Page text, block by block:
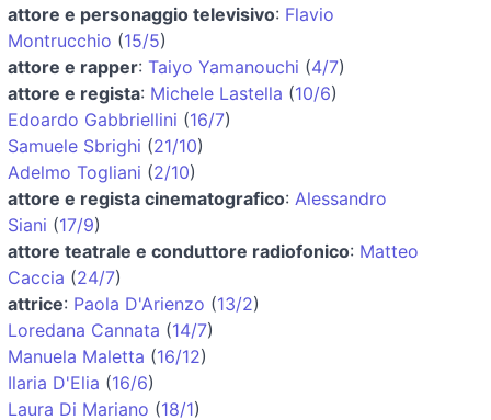
attore e personaggio televisivo: Flavio
Montrucchio (15/5)
attore e rapper: Taiyo Yamanouchi (4/7)
attore e regista: Michele Lastella (10/6)
Edoardo Gabbriellini (16/7)
Samuele Sbrighi (21/10)
Adelmo Togliani (2/10)
attore e regista cinematografico: Alessandro
Siani (17/9)
attore teatrale e conduttore radiofonico: Matteo
Caccia (24/7)
attrice: Paola D'Arienzo (13/2)
Loredana Cannata (14/7)
Manuela Maletta (16/12)
Ilaria D'Elia (16/6)
Laura Di Mariano (18/1)